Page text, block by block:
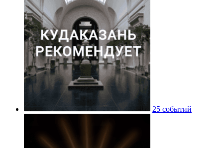
25 событий